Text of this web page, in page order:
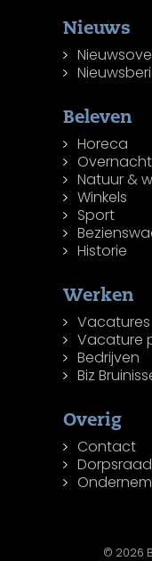
Nieuws
Beleven
Horeca
Natuur &
Winkels
Sport
Historie
Werken
Vacatures
Vacature
Bedrijven
Biz
Overig
Contact
© 2026